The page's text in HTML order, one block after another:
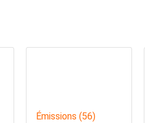
Émissions (56)